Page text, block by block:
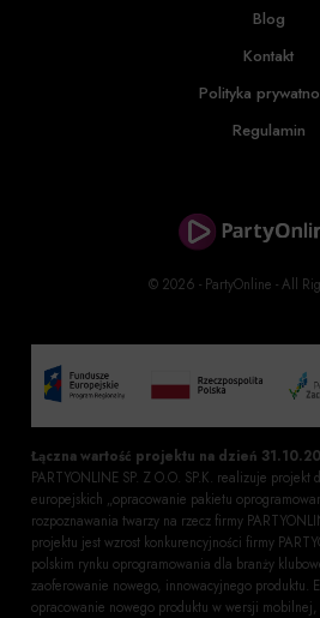
© 2026 - PartyOnline - All
Blog
Kontakt
Polityka
Regulamin
Łączna wartość projektu na dzień
PARTYONLINE SP. Z O.O. SP.K. realizuje projekt
europejskich „opracowanie pakietu
rozpoznawania twarzy na rzecz firmy
projektu jest wzrost konkurencyjności firmy
polskim rynku oprogramowania dla branży
zaoferowanie nowego, innowacyjnego produktu.
opracowanie nowego produktu w wersji